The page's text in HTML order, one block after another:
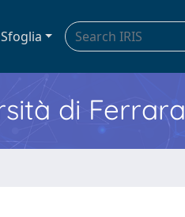
Sfoglia
di Ferrara